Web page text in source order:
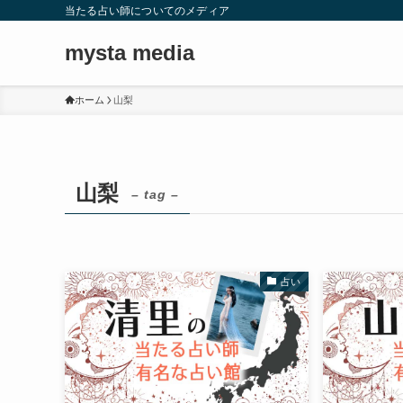
当たる占い師についてのメディア
mysta media
ホーム 山梨
山梨 – tag –
占い